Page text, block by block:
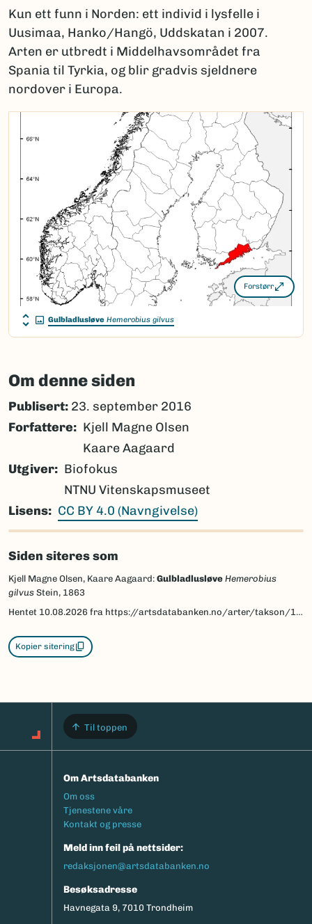
Kun ett funn i Norden: ett individ i lysfelle i
Uusimaa, Hanko/Hangö, Uddskatan i 2007.
Arten er utbredt i Middelhavsområdet fra
Spania til Tyrkia, og blir gradvis sjeldnere
nordover i Europa.
Forstørr
Gulbladlusløve Hemerobius gilvus
Om denne siden
Publisert: 23. september 2016
Forfattere
Kjell Magne Olsen
Kaare Aagaard
Utgiver
Biofokus
NTNU Vitenskapsmuseet
Lisens
CC BY 4.0 (Navngivelse)
Siden siteres som
Kjell Magne Olsen, Kaare Aagaard: Gulbladlusløve Hemerobius
gilvus Stein, 1863
Hentet 10.08.2026 fra https://artsdatabanken.no/arter/takson/139753/beskrivelse
Kopier sitering
Til toppen
Om Artsdatabanken
Footermeny
Om oss
Tjenestene våre
Kontakt og presse
Meld inn feil på nettsider:
redaksjonen@artsdatabanken.no
Besøksadresse
Havnegata 9, 7010 Trondheim